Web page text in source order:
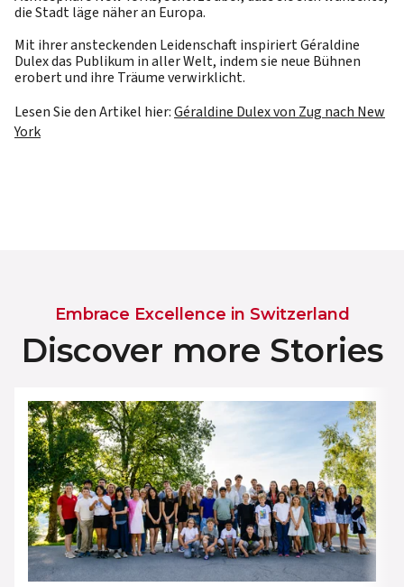
die Stadt läge näher an Europa.
Mit ihrer ansteckenden Leidenschaft inspiriert Géraldine
Dulex das Publikum in aller Welt, indem sie neue Bühnen
erobert und ihre Träume verwirklicht.
Lesen Sie den Artikel hier:Géraldine Dulex von Zug nach New
York
Embrace Excellence in Switzerland
Discover more Stories